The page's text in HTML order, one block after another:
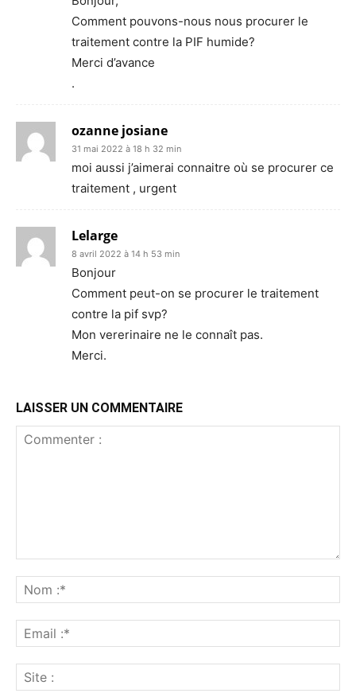
Comment pouvons-nous nous procurer le
traitement contre la PIF humide?
Merci d’avance
.
ozanne josiane
31 mai 2022 à 18 h 32 min
moi aussi j’aimerai connaitre où se procurer ce
traitement , urgent
Lelarge
8 avril 2022 à 14 h 53 min
Bonjour
Comment peut-on se procurer le traitement
contre la pif svp?
Mon vererinaire ne le connaît pas.
Merci.
LAISSER UN COMMENTAIRE